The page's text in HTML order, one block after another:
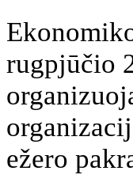
rugpjūčio
ežero